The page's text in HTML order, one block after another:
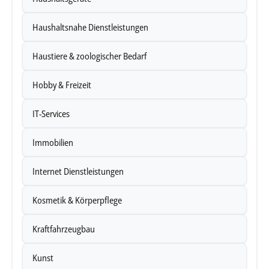
Partner führen diese Informationen möglicherweise mit
haben oder die sie im Rahmen Ihrer Nutzung der Dienste
Haushaltsnahe Dienstleistungen
Haustiere & zoologischer Bedarf
Hobby & Freizeit
IT-Services
Immobilien
Internet Dienstleistungen
Kosmetik & Körperpflege
Kraftfahrzeugbau
Kunst